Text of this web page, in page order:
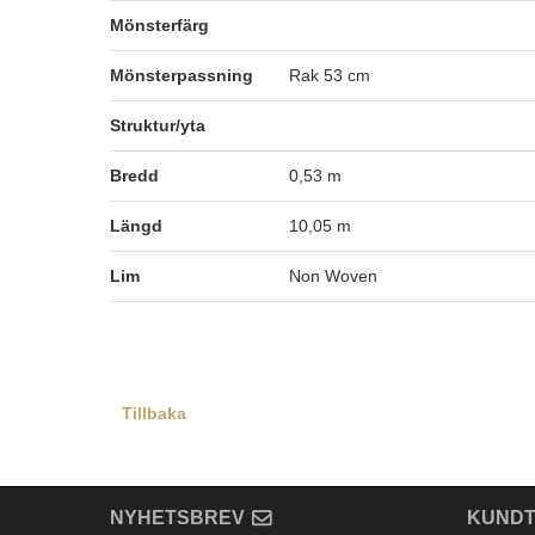
Mönsterfärg
Mönsterpassning Rak 53 cm
Struktur/yta
Bredd 0,53 m
Längd 10,05 m
Lim Non Woven
Tillbaka
NYHETSBREV